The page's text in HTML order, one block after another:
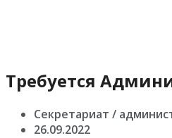
Требуется
Секретариат /
26.09.2022